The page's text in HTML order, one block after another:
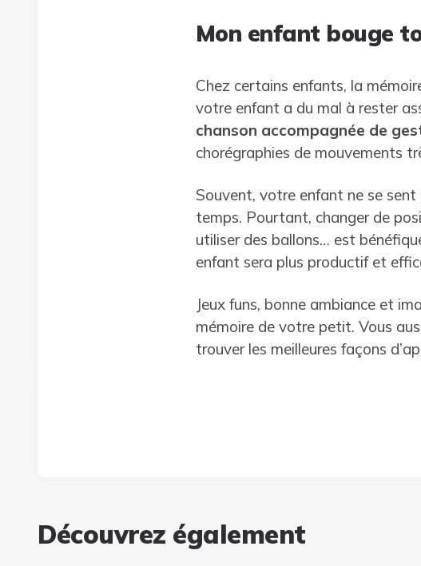
Mon enfant bouge
Chez certains enfants, la
votre enfant a du mal à rester
chanson accompagnée de
chorégraphies de mouvements
Souvent, votre enfant ne se sent
temps. Pourtant, changer de
utiliser des ballons… est
enfant sera plus productif et
Jeux funs, bonne ambiance et
mémoire de votre petit. Vous
trouver les meilleures façons
Découvrez également